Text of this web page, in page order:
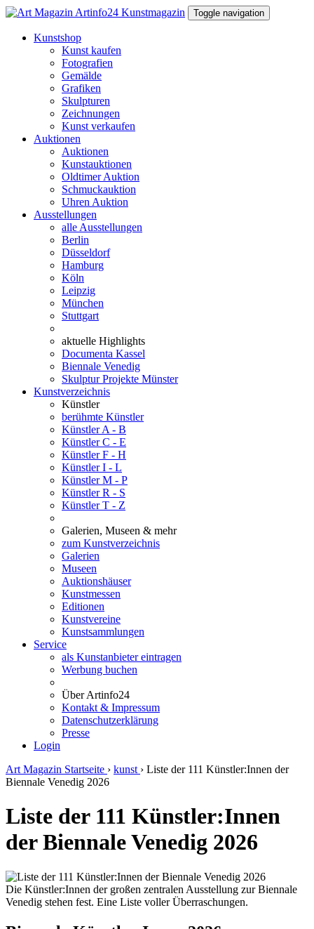
Toggle navigation
Kunstshop
Kunst kaufen
Fotografien
Gemälde
Grafiken
Skulpturen
Zeichnungen
Kunst verkaufen
Auktionen
Auktionen
Kunstauktionen
Oldtimer Auktion
Schmuckauktion
Uhren Auktion
Ausstellungen
alle Ausstellungen
Berlin
Düsseldorf
Hamburg
Köln
Leipzig
München
Stuttgart
aktuelle Highlights
Documenta Kassel
Biennale Venedig
Skulptur Projekte Münster
Kunstverzeichnis
Künstler
berühmte Künstler
Künstler A - B
Künstler C - E
Künstler F - H
Künstler I - L
Künstler M - P
Künstler R - S
Künstler T - Z
Galerien, Museen & mehr
zum Kunstverzeichnis
Galerien
Museen
Auktionshäuser
Kunstmessen
Editionen
Kunstvereine
Kunstsammlungen
Service
als Kunstanbieter eintragen
Werbung buchen
Über Artinfo24
Kontakt & Impressum
Datenschutzerklärung
Presse
Login
Art Magazin Startseite › kunst › Liste der 111 Künstler:Innen der
Biennale Venedig 2026
Liste der 111 Künstler:Innen
der Biennale Venedig 2026
Die Künstler:Innen der großen zentralen Ausstellung zur Biennale
Venedig stehen fest. Eine Liste voller Überraschungen.